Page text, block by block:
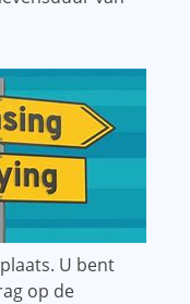
U bent
op de